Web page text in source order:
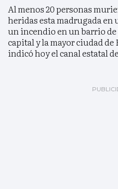
Al menos 20 personas
heridas esta madrugada en
un incendio en un barrio
capital y la mayor ciudad
indicó hoy el canal estatal